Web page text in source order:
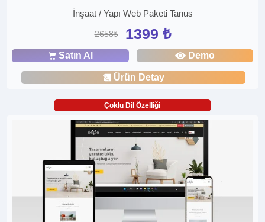
İnşaat / Yapı Web Paketi Tanus
2658₺ 1399 ₺
Satın Al Demo
Ürün Detay
Çoklu Dil Özelliği